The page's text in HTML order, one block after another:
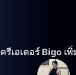
ครีเอเตอร์ Bigo เพิ่